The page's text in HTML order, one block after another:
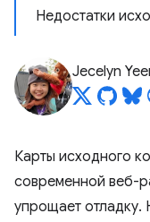
Недостатки
Jecelyn
Карты исходного
современной веб-
упрощает отладку.